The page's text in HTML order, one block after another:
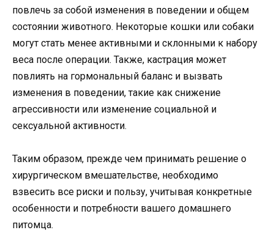
повлечь за собой изменения в поведении и общем
состоянии животного. Некоторые кошки или собаки
могут стать менее активными и склонными к набору
веса после операции. Также, кастрация может
повлиять на гормональный баланс и вызвать
изменения в поведении, такие как снижение
агрессивности или изменение социальной и
сексуальной активности.
Таким образом, прежде чем принимать решение о
хирургическом вмешательстве, необходимо
взвесить все риски и пользу, учитывая конкретные
особенности и потребности вашего домашнего
питомца.